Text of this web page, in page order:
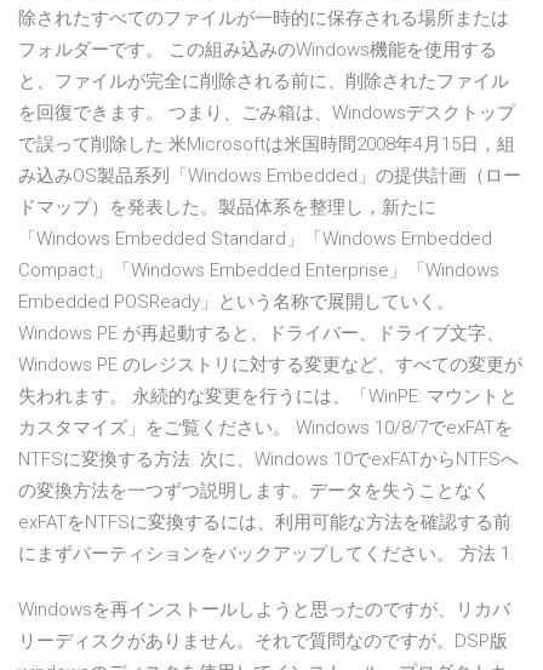
除されたすべてのファイルが一時的に保存される場所または
フォルダーです。 この組み込みのWindows機能を使用する
と、ファイルが完全に削除される前に、削除されたファイル
を回復できます。 つまり、ごみ箱は、Windowsデスクトップ
で誤って削除した 米Microsoftは米国時間2008年4月15日，組
み込みOS製品系列「Windows Embedded」の提供計画（ロー
ドマップ）を発表した。製品体系を整理し，新たに
「Windows Embedded Standard」「Windows Embedded
Compact」「Windows Embedded Enterprise」「Windows
Embedded POSReady」という名称で展開していく。
Windows PE が再起動すると、ドライバー、ドライブ文字、
Windows PE のレジストリに対する変更など、すべての変更が
失われます。 永続的な変更を行うには、「WinPE: マウントと
カスタマイズ」をご覧ください。 Windows 10/8/7でexFATを
NTFSに変換する方法. 次に、Windows 10でexFATからNTFSへ
の変換方法を一つずつ説明します。データを失うことなく
exFATをNTFSに変換するには、利用可能な方法を確認する前
にまずパーティションをバックアップしてください。 方法 1.
Windowsを再インストールしようと思ったのですが、リカバ
リーディスクがありません。それで質問なのですが。DSP版